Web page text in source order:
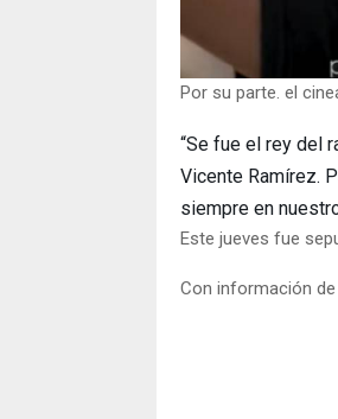
Por su parte. el
“Se fue el rey del
Vicente Ramírez.
siempre en
Este jueves fue
Con información de